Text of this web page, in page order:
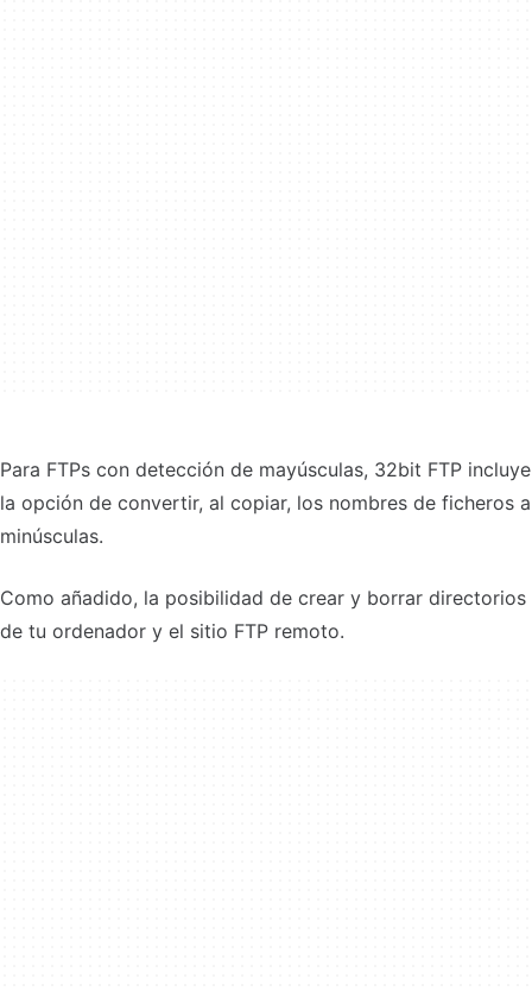
Para FTPs con detección de mayúsculas, 32bit FTP incluye
la opción de convertir, al copiar, los nombres de ficheros a
minúsculas.
Como añadido, la posibilidad de crear y borrar directorios
de tu ordenador y el sitio FTP remoto.